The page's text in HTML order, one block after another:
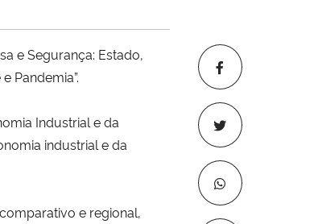
e Segurança: Estado,
Pandemia”.
Industrial e da
industrial e da
e regional,